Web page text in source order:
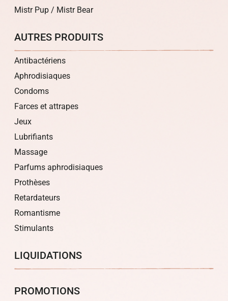
Mistr Pup / Mistr Bear
AUTRES PRODUITS
Antibactériens
Aphrodisiaques
Condoms
Farces et attrapes
Jeux
Lubrifiants
Massage
Parfums aphrodisiaques
Prothèses
Retardateurs
Romantisme
Stimulants
LIQUIDATIONS
PROMOTIONS